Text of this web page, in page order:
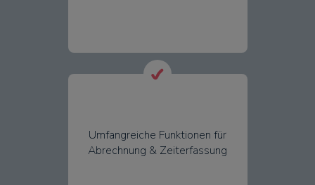
Umfangreiche Funktionen für
Abrechnung & Zeiterfassung